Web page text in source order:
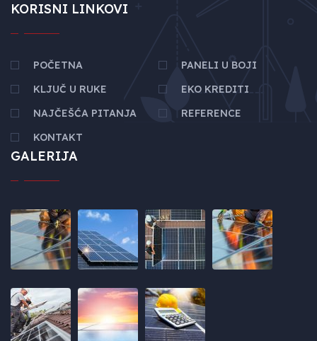
KORISNI LINKOVI
POČETNA
PANELI U BOJI
KLJUČ U RUKE
EKO KREDITI
NAJČEŠĆA PITANJA
REFERENCE
KONTAKT
GALERIJA